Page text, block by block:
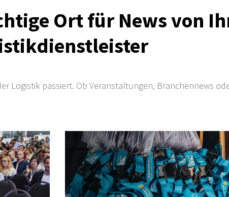
Ort für News von
Logistik passiert. Ob Veranstaltungen, Branchennews